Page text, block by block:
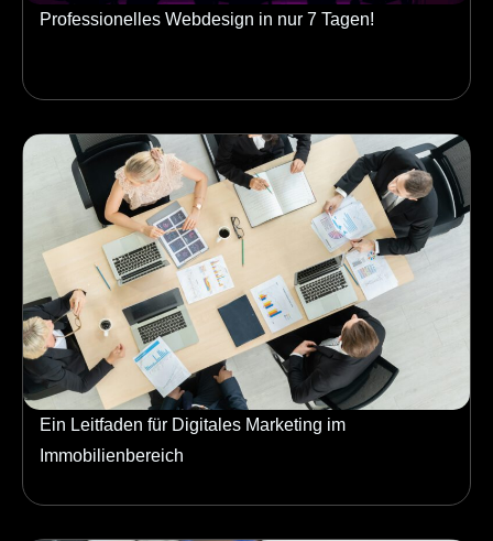
Professionelles Webdesign in nur 7 Tagen!
Ein Leitfaden für Digitales Marketing im
Immobilienbereich